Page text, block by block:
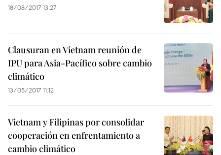
18/08/2017 13:27
Clausuran en Vietnam reunión de
IPU para Asia-Pacífico sobre cambio
climático
13/05/2017 11:12
Vietnam y Filipinas por consolidar
cooperación en enfrentamiento a
cambio climático